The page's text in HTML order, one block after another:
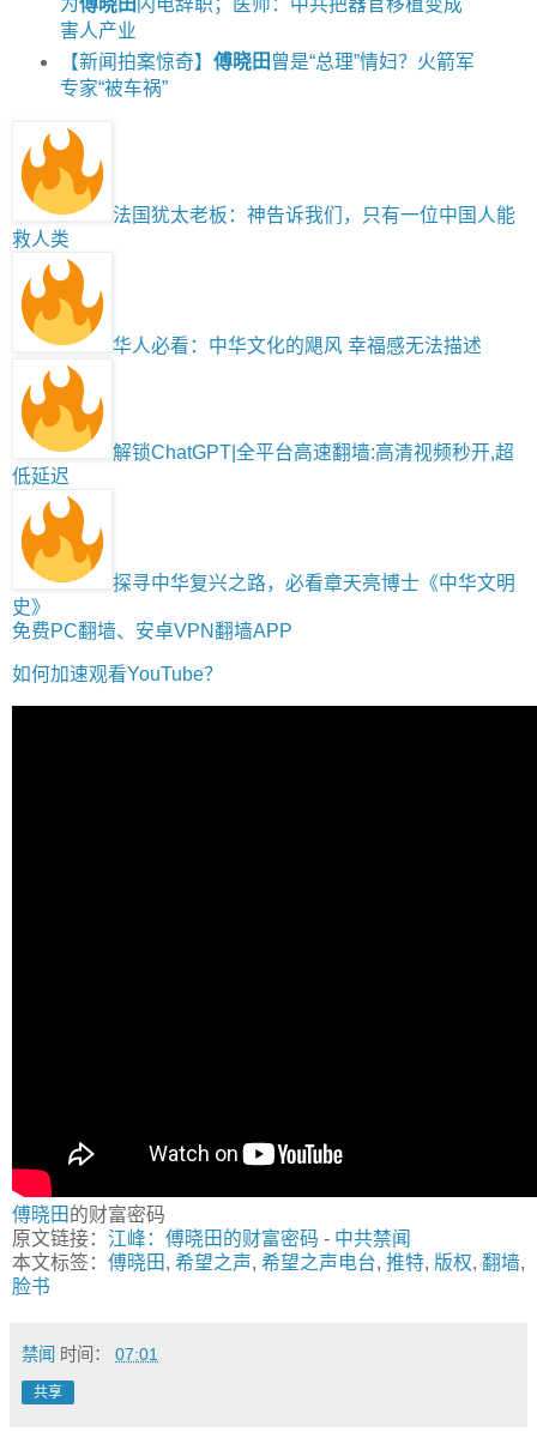
为傅晓田闪电辞职；医师：中共把器官移植变成
害人产业
【新闻拍案惊奇】 傅晓田 曾是“总理”情妇？火箭军
专家“被车祸”
法国犹太老板：神告诉我们，只有一位中国人能
救人类
华人必看：中华文化的飓风 幸福感无法描述
解锁ChatGPT|全平台高速翻墙:高清视频秒开,超
低延迟
探寻中华复兴之路，必看章天亮博士《中华文明
史》
免费PC翻墙、安卓VPN翻墙APP
如何加速观看YouTube？
傅晓田的财富密码
原文链接： 江峰：傅晓田的财富密码 - 中共禁闻
本文标签： 傅晓田, 希望之声, 希望之声电台, 推特, 版权, 翻墙,
脸书
禁闻 时间： 07:01
共享